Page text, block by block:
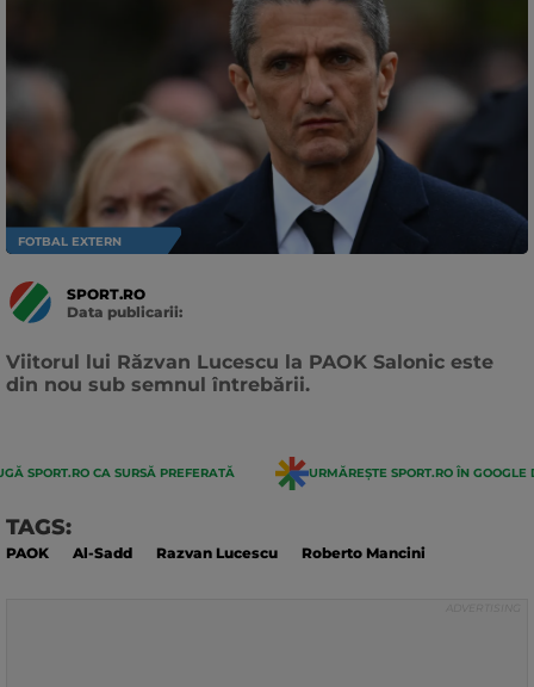
FOTBAL EXTERN
SPORT.RO
Data publicarii:
Viitorul lui Răzvan Lucescu la PAOK Salonic este
din nou sub semnul întrebării.
SPORT.RO CA SURSĂ PREFERATĂ URMĂREȘTE SPORT.RO ÎN GOOGLE
TAGS:
PAOK Al-Sadd Razvan Lucescu Roberto Mancini